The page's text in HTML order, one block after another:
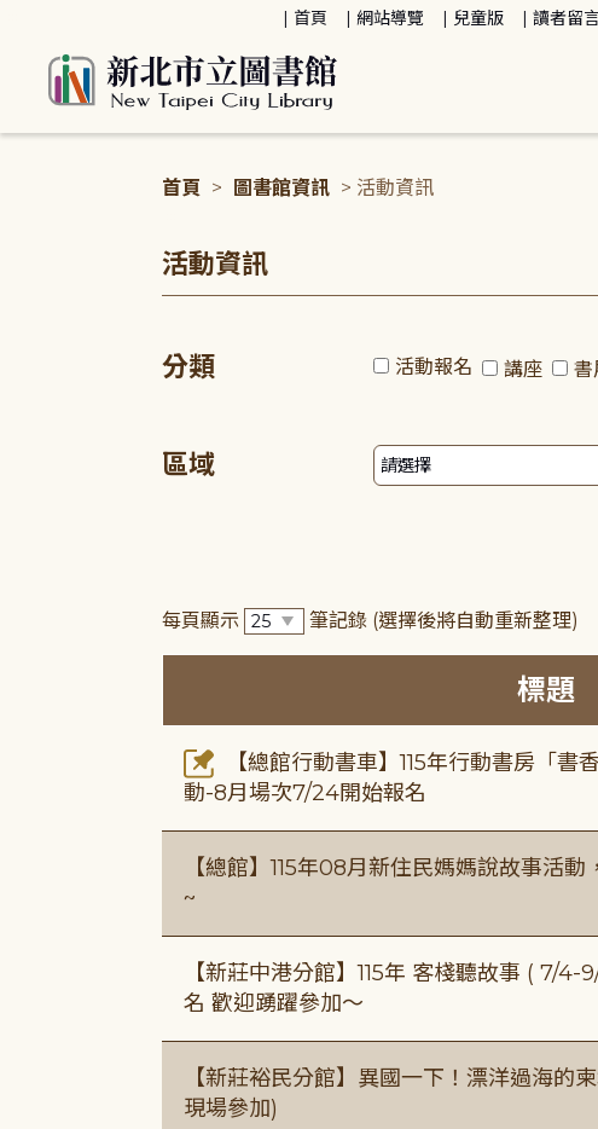
首頁 網站導覽 兒童版 讀者留
首頁 > 圖書館資訊 > 活動資訊
活動資訊
分類 活動報名 講座 書
區域
每頁顯示 筆記錄 (選擇後將自動重新整理)
標題
【總館行動書車】115年行動書房「書
動-8月場次7/24開始報名
【總館】115年08月新住民媽媽說故事活
~
【新莊中港分館】115年 客棧聽故事 ( 7/
名 歡迎踴躍參加～
【新莊裕民分館】異國一下！漂洋過海的
現場參加)